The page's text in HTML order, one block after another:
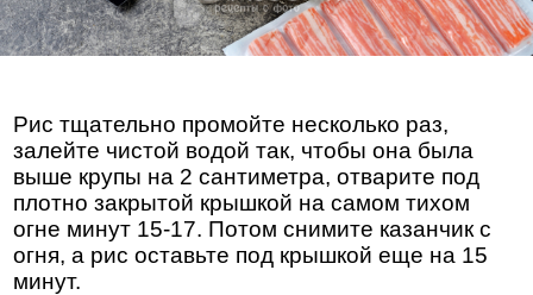
Рис тщательно промойте несколько раз,
залейте чистой водой так, чтобы она была
выше крупы на 2 сантиметра, отварите под
плотно закрытой крышкой на самом тихом
огне минут 15-17. Потом снимите казанчик с
огня, а рис оставьте под крышкой еще на 15
минут.